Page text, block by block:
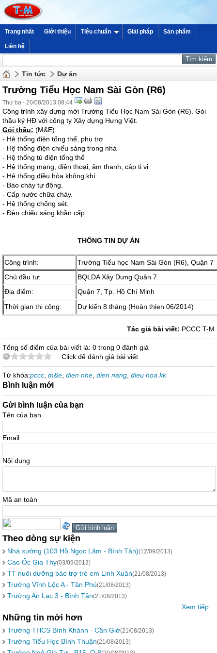
Trang nhất Giới thiệu Tiêu chuẩn Giải pháp Sản phẩm
Liên hệ
Tin tức Dự án
Trường Tiểu Học Nam Sài Gòn (R6)
Thứ ba - 20/08/2013 08:44
Công trình xây dựng mới Trường Tiểu Học Nam Sài Gòn (R6). Gói
thầu ký HĐ với công ty Xây dựng Hưng Việt.
Gói thầu: (M&E)
- Hệ thống điện tổng thể, phụ trợ
- Hệ thống điện chiếu sáng trong nhà
- Hệ thống tủ điện tổng thể
- Hệ thống mạng, điện thoại, âm thanh, cáp ti vi
- Hệ thống điều hòa không khí
- Báo cháy tự động.
- Cấp nước chữa cháy.
- Hệ thống chống sét.
- Đèn chiếu sáng khần cấp
THÔNG TIN DỰ ÁN
Công trình:
Trường Tiểu học Nam Sài Gòn (R6), Quận 7
Chủ đầu tư:
BQLDA Xây Dựng Quận 7
Địa điểm:
Quận 7, Tp. Hồ Chí Minh
Thời gian thi công:
Dự kiến 8 tháng (Hoàn thien 06/2014)
Tác giả bài viết: PCCC T-M
Tổng số điểm của bài viết là: 0 trong 0 đánh giá
Click để đánh giá bài viết
Từ khóa:pccc m&e dien nhe dien nang dieu hoa kk
Bình luận mới
Gửi bình luận của bạn
Tên của bạn
Email
Nội dung
Mã an toàn
Theo dòng sự kiện
Nhà xưởng (103 Hồ Ngọc Lãm - Bình Tân)(12/09/2013)
Cao Ốc Gia Thy(03/09/2013)
TT nuôi dưỡng bảo trợ trẻ em Linh Xuân(21/08/2013)
Trường Vĩnh Lộc A - Tân Phú(21/08/2013)
Trường An Lạc 3 - Bình Tân(21/08/2013)
Xem tiếp...
Những tin mới hơn
Trường THCS Bình Khánh - Cần Giờ(21/08/2013)
Trường Tiểu Học Bình Thuận(21/08/2013)